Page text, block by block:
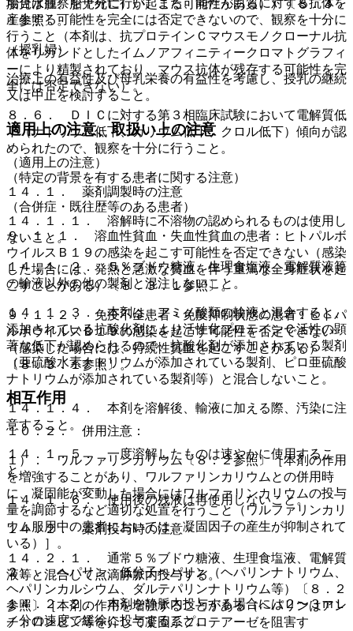
胎児水腫、胎児死亡）が起こる可能性がある））〔８．３．
１参照〕。
（授乳婦）
治療上の有益性及び母乳栄養の有益性を考慮し、授乳の継続
又は中止を検討すること。
適用上の注意、取扱い上の注意
（適用上の注意）
１４．１． 薬剤調製時の注意
１４．１．１． 溶解時に不溶物の認められるものは使用し
ないこと。
１４．１．２． ５％ブドウ糖液、生理食塩液、電解質液等
の輸液以外の他の製剤と混注しないこと。
１４．１．３． 本剤は、アミノ酸類の輸液と混合すると、
添加されている抗酸化剤により活性化プロテインＣ活性の顕
著な低下が認められるので、抗酸化剤が添加されている製剤
（亜硫酸水素ナトリウムが添加されている製剤、ピロ亜硫酸
ナトリウムが添加されている製剤等）と混合しないこと。
１４．１．４． 本剤を溶解後、輸液に加える際、汚染に注
意すること。
１４．１．５． 一度溶解したものは速やかに使用するこ
と。
１４．１．６． 使用後の残液は再使用しないこと。
１４．２． 薬剤投与時の注意
１４．２．１． 通常５％ブドウ糖液、生理食塩液、電解質
液等と混合して点滴静脈内投与する。
１４．２．２． 本剤を静脈内投与する場合には２〜３ｍＬ
／分の速度で緩徐に投与すること。
産生する可能性を完全には否定できないので、観察を十分に
行うこと（本剤は、抗プロテインＣマウスモノクローナル抗
体をリガンドとしたイムノアフィニティークロマトグラフィ
ーにより精製されており、マウス抗体が残存する可能性を完
全には否定できない）。
８．６． ＤＩＣに対する第３相臨床試験において電解質低
下（ナトリウム低下、カリウム低下、クロル低下）傾向が認
められたので、観察を十分に行うこと。
（特定の背景を有する患者に関する注意）
（合併症・既往歴等のある患者）
９．１．１． 溶血性貧血・失血性貧血の患者：ヒトパルボ
ウイルスＢ１９の感染を起こす可能性を否定できない（感染
した場合には、発熱と急激な貧血を伴う重篤な全身症状を起
こすことがある）〔８．３．１参照〕。
９．１．２． 免疫不全患者・免疫抑制状態の患者：ヒトパ
ルボウイルスＢ１９の感染を起こす可能性を否定できない
（感染した場合には、持続性貧血を起こすことがある）
〔８．３．１参照〕。
相互作用
１０．２． 併用注意：
１）． ワルファリンカリウム〔８．２参照〕［本剤の作用
を増強することがあり、ワルファリンカリウムとの併用時
に、凝固能が変動した場合にはワルファリンカリウムの投与
量を調節するなど適切な処置を行うこと（ワルファリンカリ
ウム服用中の患者においては、凝固因子の産生が抑制されて
いる）］。
２）． ヘパリン、低分子ヘパリン（ヘパリンナトリウム、
ヘパリンカルシウム、ダルテパリンナトリウム等）〔８．２
参照〕［本剤の作用を増強することがある（ヘパリンはアン
チトロンビン等を介して凝固系プロテアーゼを阻害す